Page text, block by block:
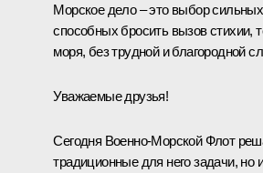
Морское дело – это выбор
способных бросить вызов стихии,
моря, без трудной и благородной
Уважаемые друзья!
Сегодня Военно-Морской Флот
традиционные для него задачи, но